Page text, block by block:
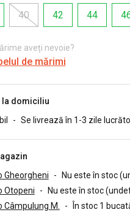
40 42 44
aveți nevoie?
de mărimi
la domiciliu
- Se livrează în 1-3 zile
Gheorgheni
-
Nu este în stoc
Otopeni
-
Nu este în stoc
Câmpulung M.
- În stoc 1